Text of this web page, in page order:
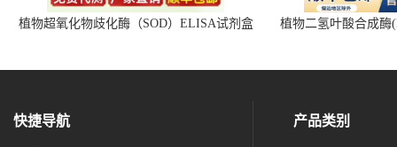
植物超氧化物歧化酶（SOD）ELISA试剂盒 植物二氢叶酸合成酶
快捷导航 产品类别